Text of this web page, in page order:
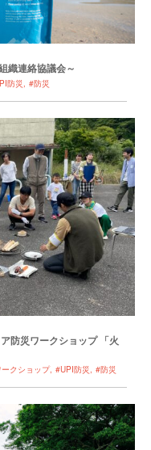
織連絡協議会～
防災 #防災
防災ワークショップ 「火
クショップ #UPI防災 #防災